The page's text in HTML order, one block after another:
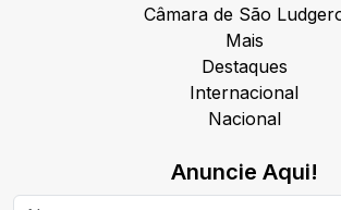
Câmara de São
Mais
Destaques
Internacional
Nacional
Anuncie Aqui!